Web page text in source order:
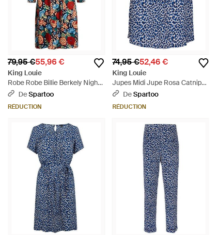
79,95 €55,96 €
King Louie
Robe Robe Billie Berkely Night -
BleuDeSpartoo
RÉDUCTION
74,95 €52,46 €
King Louie
Jupes Midi Jupe Rosa Catnip
Putty Ecru - Bleu
DeSpartoo
RÉDUCTION